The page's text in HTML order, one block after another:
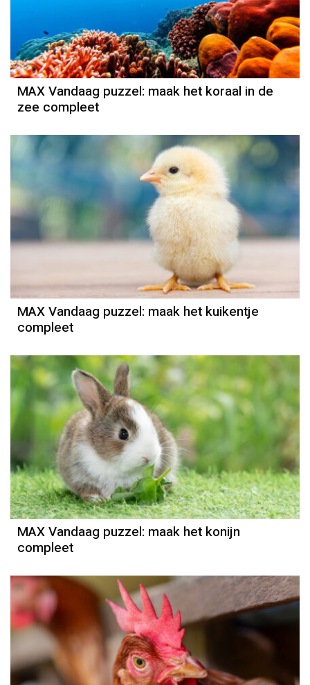
MAX Vandaag puzzel: maak het koraal in de
zee compleet
MAX Vandaag puzzel: maak het kuikentje
compleet
MAX Vandaag puzzel: maak het konijn
compleet